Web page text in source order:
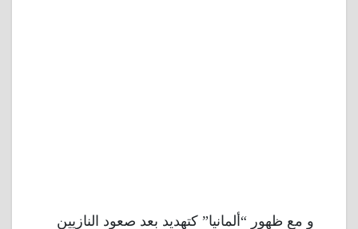
و مع ظهور “ألمانيا” كتهديد بعد صعود النازيين